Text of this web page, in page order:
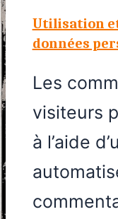
Utilisation
données
Les
visiteurs
à l’aide